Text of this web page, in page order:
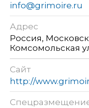
info@grimoire.ru
Адрес
Россия,
Комсомольская
Сайт
http://